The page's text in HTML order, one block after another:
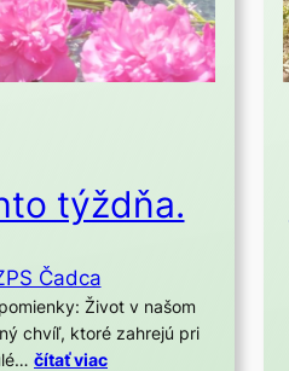
týždňa.
Čadca
Život v našom
chvíľ, ktoré zahrejú pri
čítať viac